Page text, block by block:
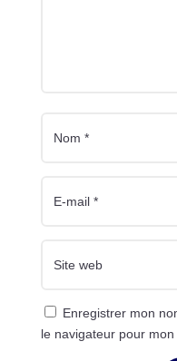
Enregistrer mon
le navigateur pour